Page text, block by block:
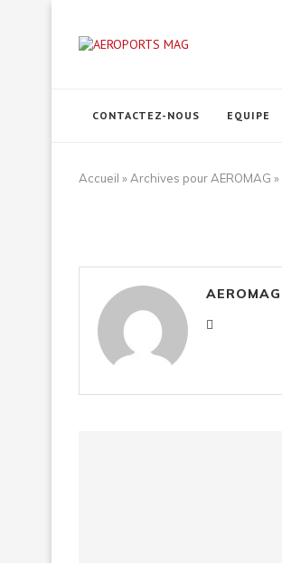
CONTACTEZ-NOUS EQUIPE
Accueil » Archives pour AEROMAG »
AEROMAG